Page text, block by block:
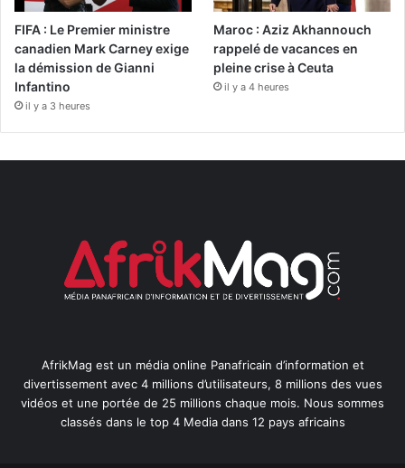
FIFA : Le Premier ministre
canadien Mark Carney exige
la démission de Gianni
Infantino
il y a 3 heures
Maroc : Aziz Akhannouch
rappelé de vacances en
pleine crise à Ceuta
il y a 4 heures
AfrikMag est un média online Panafricain d’information et
divertissement avec 4 millions d’utilisateurs, 8 millions des vues
vidéos et une portée de 25 millions chaque mois. Nous sommes
classés dans le top 4 Media dans 12 pays africains